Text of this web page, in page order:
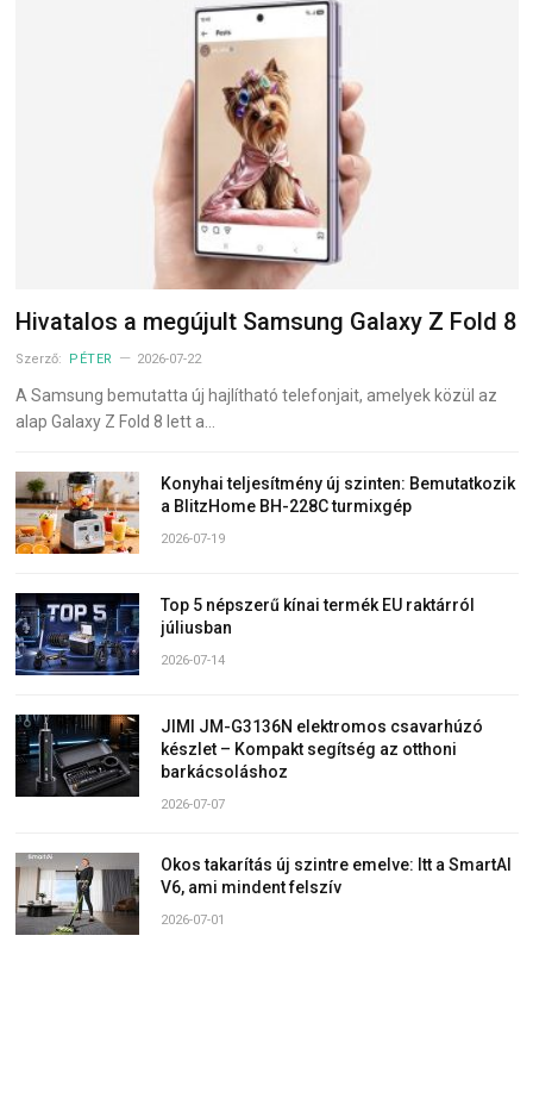
Hivatalos a megújult Samsung Galaxy Z Fold 8
Szerző: PÉTER 2026-07-22
A Samsung bemutatta új hajlítható telefonjait, amelyek közül az
alap Galaxy Z Fold 8 lett a…
Konyhai teljesítmény új szinten: Bemutatkozik
a BlitzHome BH-228C turmixgép
2026-07-19
Top 5 népszerű kínai termék EU raktárról
júliusban
2026-07-14
JIMI JM-G3136N elektromos csavarhúzó
készlet – Kompakt segítség az otthoni
barkácsoláshoz
2026-07-07
Okos takarítás új szintre emelve: Itt a SmartAI
V6, ami mindent felszív
2026-07-01